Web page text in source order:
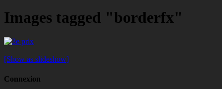
Images tagged "borderfx"
[Show as slideshow]
Connexion